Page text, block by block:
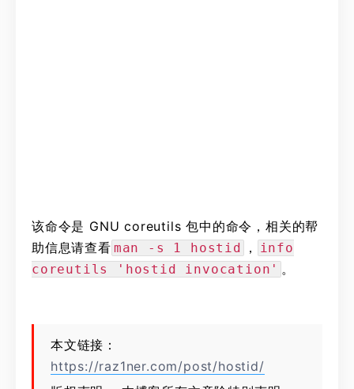
该命令是 GNU coreutils 包中的命令，相关的帮
助信息请查看 man -s 1 hostid ，
info
coreutils 'hostid invocation' 。
本文链接：
https://raz1ner.com/post/hostid/